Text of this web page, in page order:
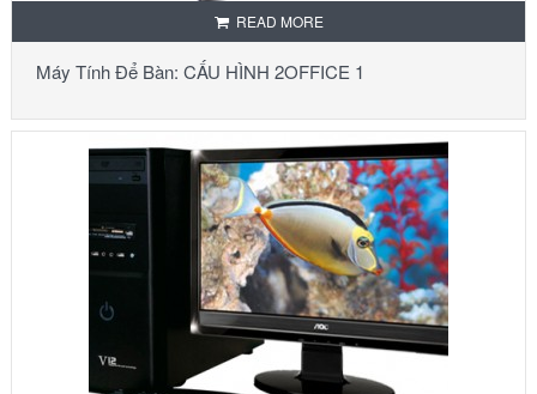
READ MORE
Máy Tính Để Bàn: CẤU HÌNH 2OFFICE 1